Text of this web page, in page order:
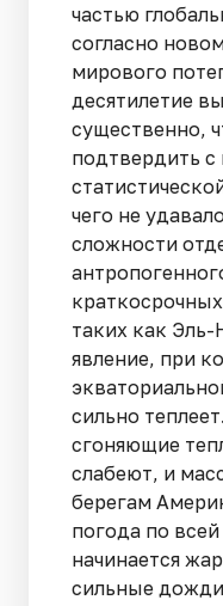
частью
согласно
мирового
десятилетие
существенно,
подтвердить
чего не
сложности
таких как
явление, при
сильно
сгоняющие
слабеют, и
берегам
погода по
начинается
сильные